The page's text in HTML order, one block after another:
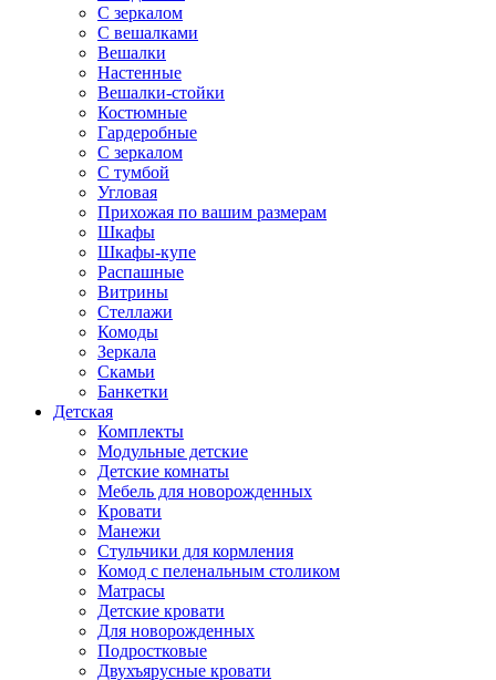
С зеркалом
С вешалками
Вешалки
Настенные
Вешалки-стойки
Костюмные
Гардеробные
С зеркалом
С тумбой
Угловая
Прихожая по вашим размерам
Шкафы
Шкафы-купе
Распашные
Витрины
Стеллажи
Комоды
Зеркала
Скамьи
Банкетки
Детская
Комплекты
Модульные детские
Детские комнаты
Мебель для новорожденных
Кровати
Манежи
Стульчики для кормления
Комод с пеленальным столиком
Матрасы
Детские кровати
Для новорожденных
Подростковые
Двухъярусные кровати